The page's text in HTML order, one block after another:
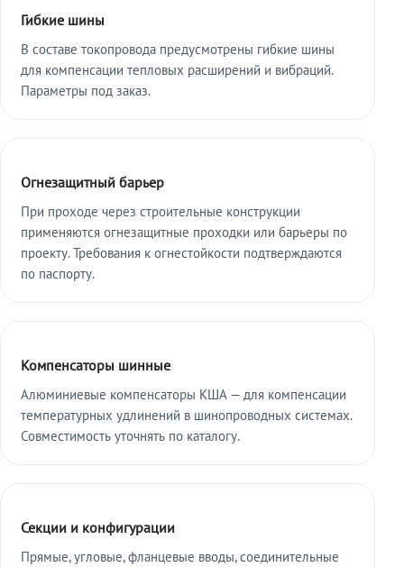
Гибкие шины
В составе токопровода предусмотрены гибкие шины
для компенсации тепловых расширений и вибраций.
Параметры под заказ.
Огнезащитный барьер
При проходе через строительные конструкции
применяются огнезащитные проходки или барьеры по
проекту. Требования к огнестойкости подтверждаются
по паспорту.
Компенсаторы шинные
Алюминиевые компенсаторы КША — для компенсации
температурных удлинений в шинопроводных системах.
Совместимость уточнять по каталогу.
Секции и конфигурации
Прямые, угловые, фланцевые вводы, соединительные